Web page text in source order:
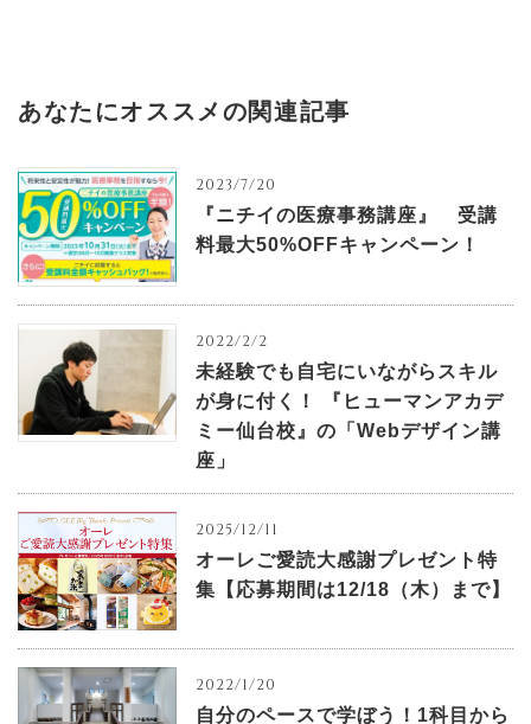
あなたにオススメの関連記事
2023/7/20
『ニチイの医療事務講座』 受講
料最大50%OFFキャンペーン！
2022/2/2
未経験でも自宅にいながらスキル
が身に付く！ 『ヒューマンアカデ
ミー仙台校』の「Webデザイン講
座」
2025/12/11
オーレご愛読大感謝プレゼント特
集【応募期間は12/18（木）まで】
2022/1/20
自分のペースで学ぼう！1科目から